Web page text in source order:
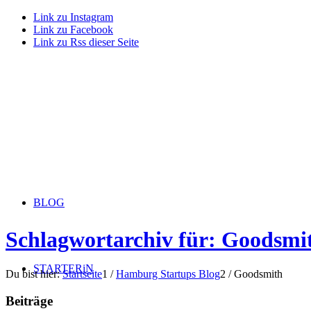
Link zu Instagram
Link zu Facebook
Link zu Rss dieser Seite
BLOG
STARTERiN
Schlagwortarchiv für:
Du bist hier: Startseite1 / Hamburg Startups Blog2 / Goodsmith
Beiträge